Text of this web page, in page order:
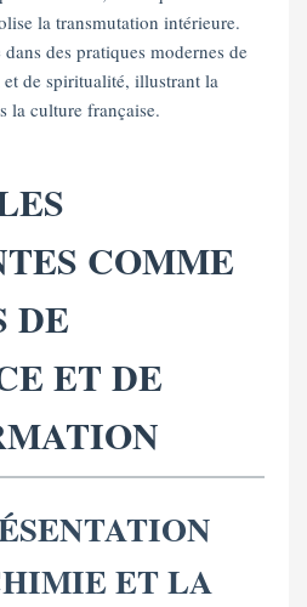
la transmutation intérieure.
des pratiques modernes de
de spiritualité, illustrant la
la culture française.
COMME
DE
ET DE
ET LA